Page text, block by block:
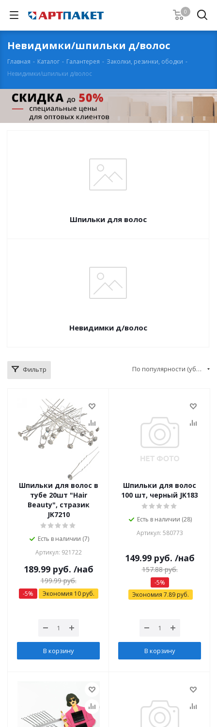
0
Невидимки/шпильки д/волос
Главная - Каталог - Галантерея - Заколки, резинки, ободки -
Невидимки/шпильки д/волос
Шпильки для волос
Невидимки д/волос
Фильтр По популярности (убывание)
Шпильки для волос в
тубе 20шт "Hair
Beauty", стразик
JK7210
Есть в наличии (7)
Артикул: 921722
189.99руб. /наб
199.99руб.
-5% Экономия 10руб.
В корзину
Шпильки для волос
100 шт, черный JK183
Есть в наличии (28)
Артикул: 580773
149.99руб. /наб
157.88руб.
-5%
Экономия 7.89руб.
В корзину